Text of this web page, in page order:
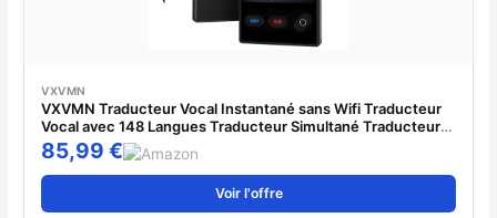
VXVMN
VXVMN Traducteur Vocal Instantané sans Wifi Traducteur
Vocal avec 148 Langues Traducteur Simultané Traducteur
Vocal Instantané sans Connexion avec Français Translator
de Photos pour Voyages, Affaires
85,99 €
Voir l'offre